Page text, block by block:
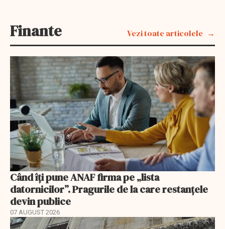
Finante Vezi toate articolele
Când îți pune ANAF firma pe „lista
datornicilor”. Pragurile de la care restanțele
devin publice
07 AUGUST 2026